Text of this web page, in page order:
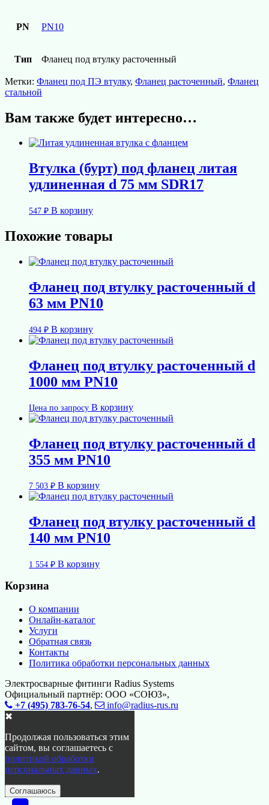
PN PN10
Тип Фланец под втулку расточенный
Метки: Фланец под ПЭ втулку, Фланец расточенный, Фланец
стальной
Вам также будет интересно…
Втулка (бурт) под фланец литая
удлиненная d 75 мм SDR17
547 ₽ В корзину
Похожие товары
Фланец под втулку расточенный d
63 мм PN10
494 ₽ В корзину
Фланец под втулку расточенный d
1000 мм PN10
Цена по запросу В корзину
Фланец под втулку расточенный d
355 мм PN10
7 503 ₽ В корзину
Фланец под втулку расточенный d
140 мм PN10
1 554 ₽ В корзину
Корзина
О компании
Онлайн-каталог
Услуги
Обратная связь
Контакты
Политика обработки персональных данных
Электросварные фитинги Radius Systems
Официальный партнёр: ООО «СОЮЗ»,
+7 (495) 783-76-54,
info@radius-rus.ru
✖
Продолжая пользоваться этим
сайтом, вы соглашаетесь с
политикой обработки
персональных данных.
Соглашаюсь